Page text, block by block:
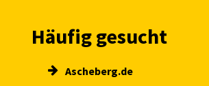
Häufig gesucht
Ascheberg.de